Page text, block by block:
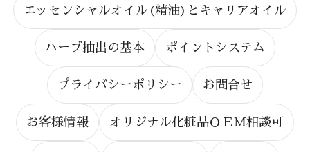
エッセンシャルオイル(精油)とキャリアオイル
ハーブ抽出の基本 ポイントシステム
プライバシーポリシー お問合せ
お客様情報 オリジナル化粧品ＯＥＭ相談可